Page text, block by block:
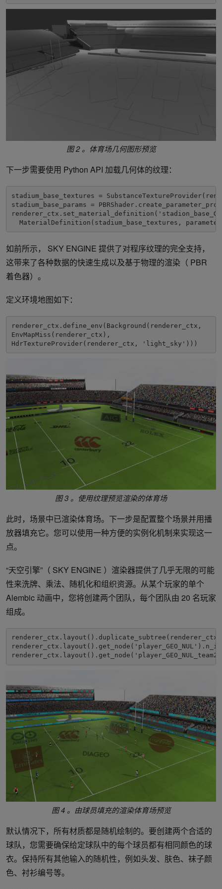
图 2 。体育场几何图形预览
下一步需要使用 Python API 加载几何体的纹理：
stadium_base_textures =
stadium_base_params =
MaterialDefinition(stadium_base_textures,
如前所示， SKY ENGINE 提供了对程序纹理的完全支持，
这带来了各种数据的快速生成以及基于物理的渲染（ PBR
着色器）。
定义环境地图如下：
renderer_ctx.define_env(Background(renderer_ctx,
EnvMapMiss(renderer_ctx),
图 3 。使用纹理预览渲染的体育场
此时，场景中已渲染体育场。下一步是配置整个场景并用播
放器填充它。您可以使用一种方便的实例化机制来实现这一
点。
“天空引擎”（ SKY ENGINE ）渲染器提供了几乎无限的可能
性来洗牌、乘法、随机化和组织资源。从某个玩家的单个
Alembic 动画中，您将创建两个团队，每个团队由 20 名玩家
组成。
图 4 。由球员填充的渲染体育场预览
默认情况下，所有材质都是随机绘制的。要创建两个合适的
球队，您需要确保给定球队中的每个球员都有相同颜色的球
衣。保持所有其他输入的随机性，例如头发、肤色、袜子颜
色、衬衫编号等。